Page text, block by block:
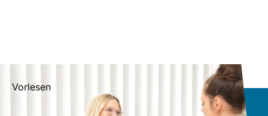
Vorlesen